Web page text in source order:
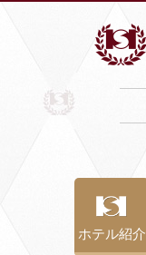
ホテル紹介